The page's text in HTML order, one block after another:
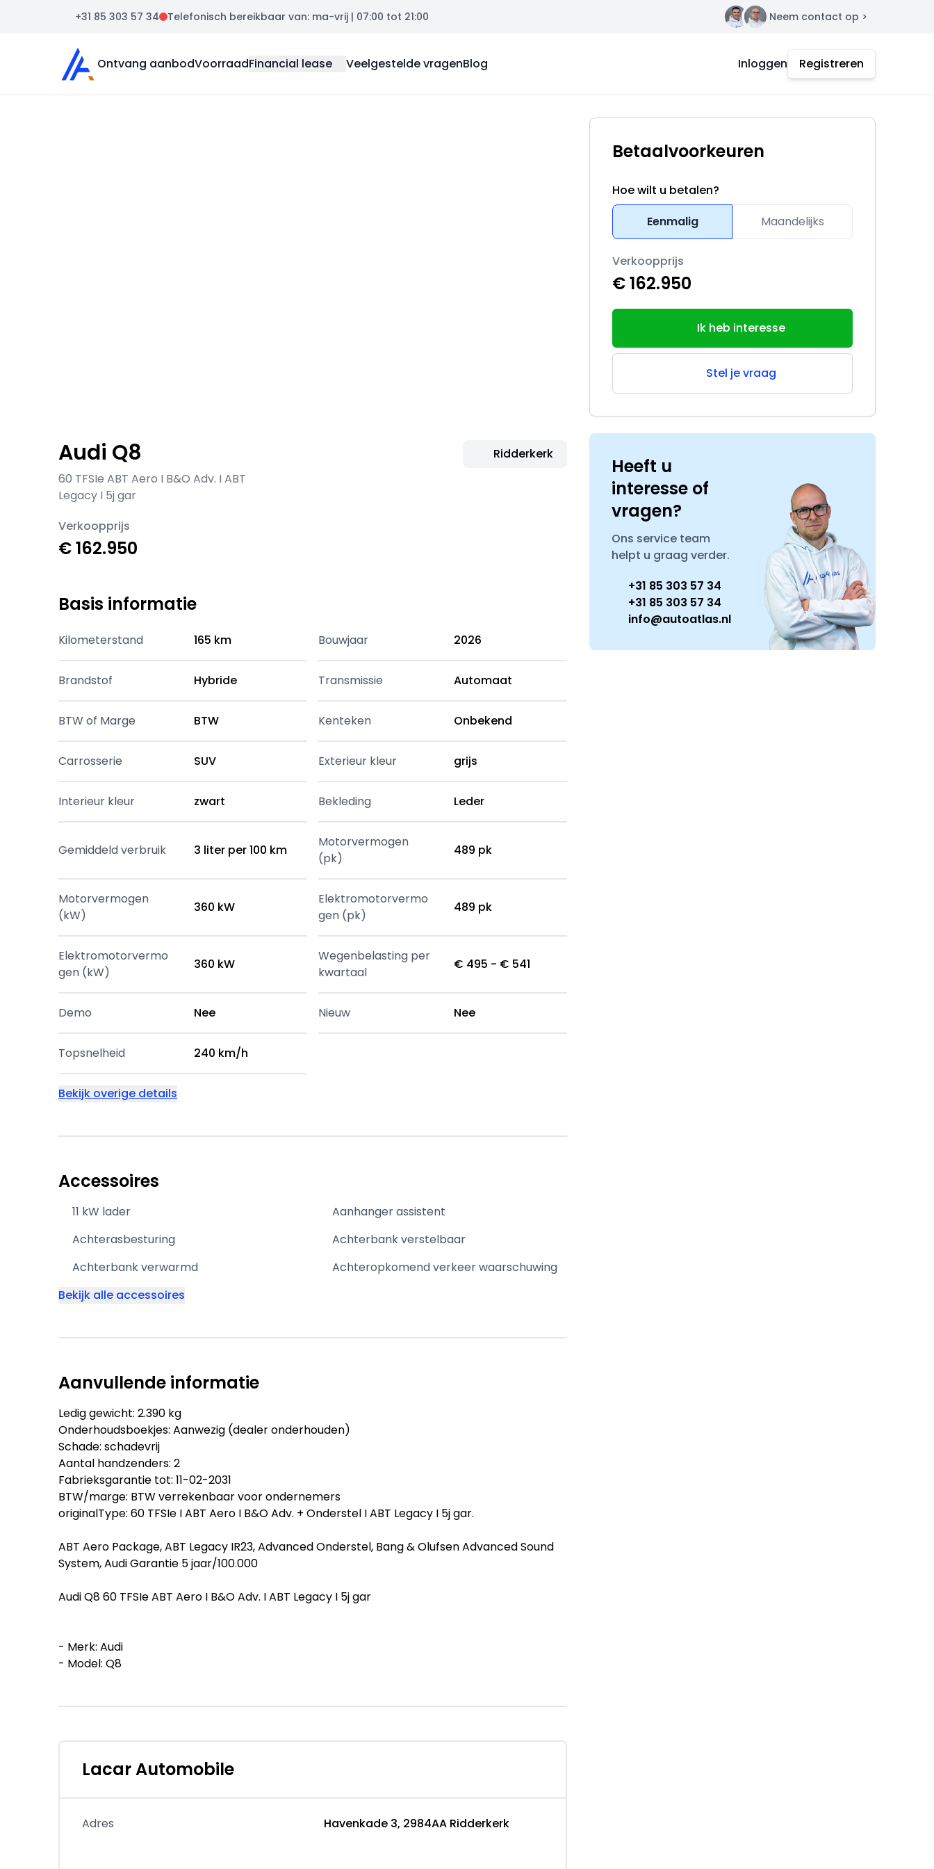
+31 85 303 57 34 Telefonisch bereikbaar van: ma-vrij | 07:00 tot 21:00 Contact Neem contact op >
Auto Atlas
Ontvang aanbodVoorraadFinancial lease Veelgestelde vragenBlog Inloggen Registreren
Audi Q8
60 TFSIe ABT Aero I B&O Adv. I ABT
Legacy I 5j gar
Ridderkerk
Verkoopprijs
€ 162.950
Betaalvoorkeuren
Hoe wilt u betalen?
Eenmalig
Maandelijks
Verkoopprijs
€ 162.950
Ik heb interesse
Stel je vraag
Heeft u
interesse of
vragen?
Ons service team
helpt u graag verder.
+31 85 303 57 34
+31 85 303 57 34
info@autoatlas.nl
Basis informatie
Kilometerstand 165 km Bouwjaar 2026
Brandstof Hybride Transmissie Automaat
BTW of Marge BTW Kenteken Onbekend
Carrosserie SUV Exterieur kleur grijs
Interieur kleur zwart Bekleding Leder
Gemiddeld verbruik 3 liter per 100 km
Motorvermogen
(pk)
489 pk
Motorvermogen
(kW)
360 kW
Elektromotorvermo
gen (pk)
489 pk
Elektromotorvermo
gen (kW)
360 kW
Wegenbelasting per
kwartaal
€ 495 - € 541
Demo Nee Nieuw Nee
Topsnelheid 240 km/h
Bekijk overige details
Accessoires
11 kW lader
Aanhanger assistent
Achterasbesturing
Achterbank verstelbaar
Achterbank verwarmd
Achteropkomend verkeer waarschuwing
Bekijk alle accessoires
Aanvullende informatie
Ledig gewicht: 2.390 kg
Onderhoudsboekjes: Aanwezig (dealer onderhouden)
Schade: schadevrij
Aantal handzenders: 2
Fabrieksgarantie tot: 11-02-2031
BTW/marge: BTW verrekenbaar voor ondernemers
originalType: 60 TFSIe I ABT Aero I B&O Adv. + Onderstel I ABT Legacy I 5j gar.
ABT Aero Package, ABT Legacy IR23, Advanced Onderstel, Bang & Olufsen Advanced Sound
System, Audi Garantie 5 jaar/100.000
Audi Q8 60 TFSIe ABT Aero I B&O Adv. I ABT Legacy I 5j gar
- Merk: Audi
- Model: Q8
- Bouwjaar: 2026
- Transmissie: Automaat
- Kleur: grijs
- Kleurnaam: Nardo Grey (Audi Exclusive)
- Kleur interieur: zwart
Lacar Automobile
Adres Havenkade 3, 2984AA Ridderkerk